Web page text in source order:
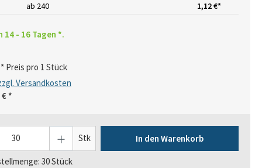
ab 240 1,12 €*
14 - 16 Tagen *.
Preis pro 1 Stück
Versandkosten
€ *
Stk In den Warenkorb
30 Stück